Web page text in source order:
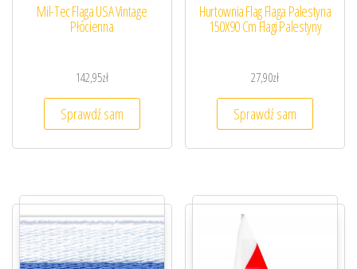
Mil-Tec Flaga USA Vintage
Płócienna
142,95zł
Sprawdź sam
Hurtownia Flag Flaga Palestyna
150X90 Cm Flagi Palestyny
27,90zł
Sprawdź sam